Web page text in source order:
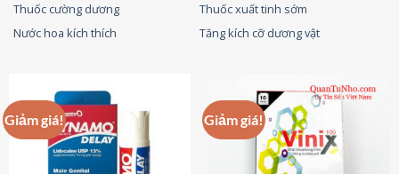
Thuốc cường dương
Thuốc xuất tinh sớm
Nước hoa kích thích
Tăng kích cỡ dương vật
Giảm giá! Giảm giá!